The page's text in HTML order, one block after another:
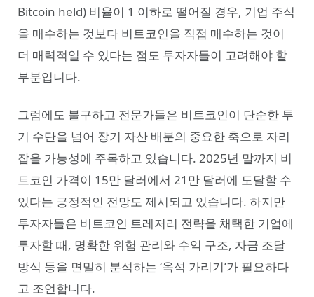
Bitcoin held) 비율이 1 이하로 떨어질 경우, 기업 주식
을 매수하는 것보다 비트코인을 직접 매수하는 것이
더 매력적일 수 있다는 점도 투자자들이 고려해야 할
부분입니다.
그럼에도 불구하고 전문가들은 비트코인이 단순한 투
기 수단을 넘어 장기 자산 배분의 중요한 축으로 자리
잡을 가능성에 주목하고 있습니다. 2025년 말까지 비
트코인 가격이 15만 달러에서 21만 달러에 도달할 수
있다는 긍정적인 전망도 제시되고 있습니다. 하지만
투자자들은 비트코인 트레저리 전략을 채택한 기업에
투자할 때, 명확한 위험 관리와 수익 구조, 자금 조달
방식 등을 면밀히 분석하는 ‘옥석 가리기’가 필요하다
고 조언합니다.